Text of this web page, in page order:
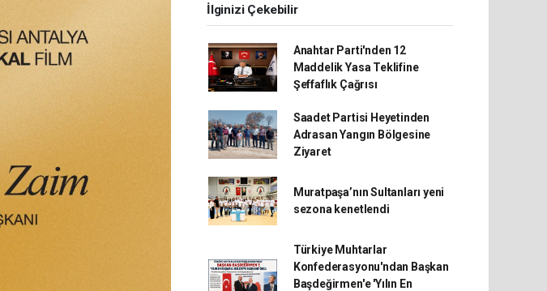
İlginizi Çekebilir
Anahtar Parti'nden 12
Maddelik Yasa Teklifine
Şeffaflık Çağrısı
Saadet Partisi Heyetinden
Adrasan Yangın Bölgesine
Ziyaret
Muratpaşa’nın Sultanları yeni
sezona kenetlendi
Türkiye Muhtarlar
Konfederasyonu'ndan Başkan
Başdeğirmen'e 'Yılın En